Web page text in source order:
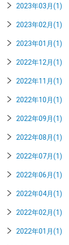
2023年03月(1)
2023年02月(1)
2023年01月(1)
2022年12月(1)
2022年11月(1)
2022年10月(1)
2022年09月(1)
2022年08月(1)
2022年07月(1)
2022年06月(1)
2022年04月(1)
2022年02月(1)
2022年01月(1)